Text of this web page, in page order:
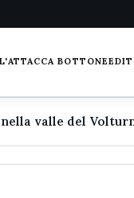
L'ATTACCA BOTTONE